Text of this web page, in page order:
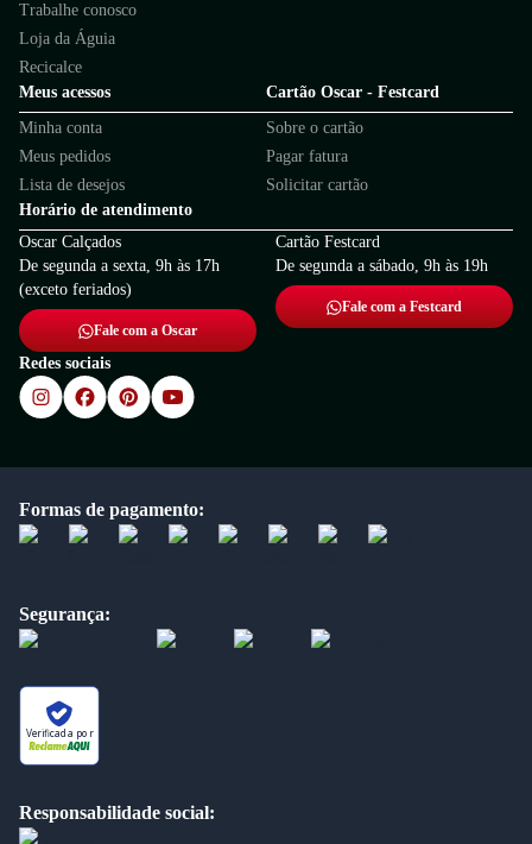
Trabalhe conosco
Loja da Águia
Recicalce
Meus acessos
Minha conta
Meus pedidos
Lista de desejos
Cartão Oscar - Festcard
Sobre o cartão
Pagar fatura
Solicitar cartão
Horário de atendimento
Oscar Calçados
De segunda a sexta, 9h às 17h
(exceto feriados)
Fale com a Oscar
Cartão Festcard
De segunda a sábado, 9h às 19h
Fale com a Festcard
Redes sociais
Formas de pagamento:
Segurança:
Verificada por
Responsabilidade social: